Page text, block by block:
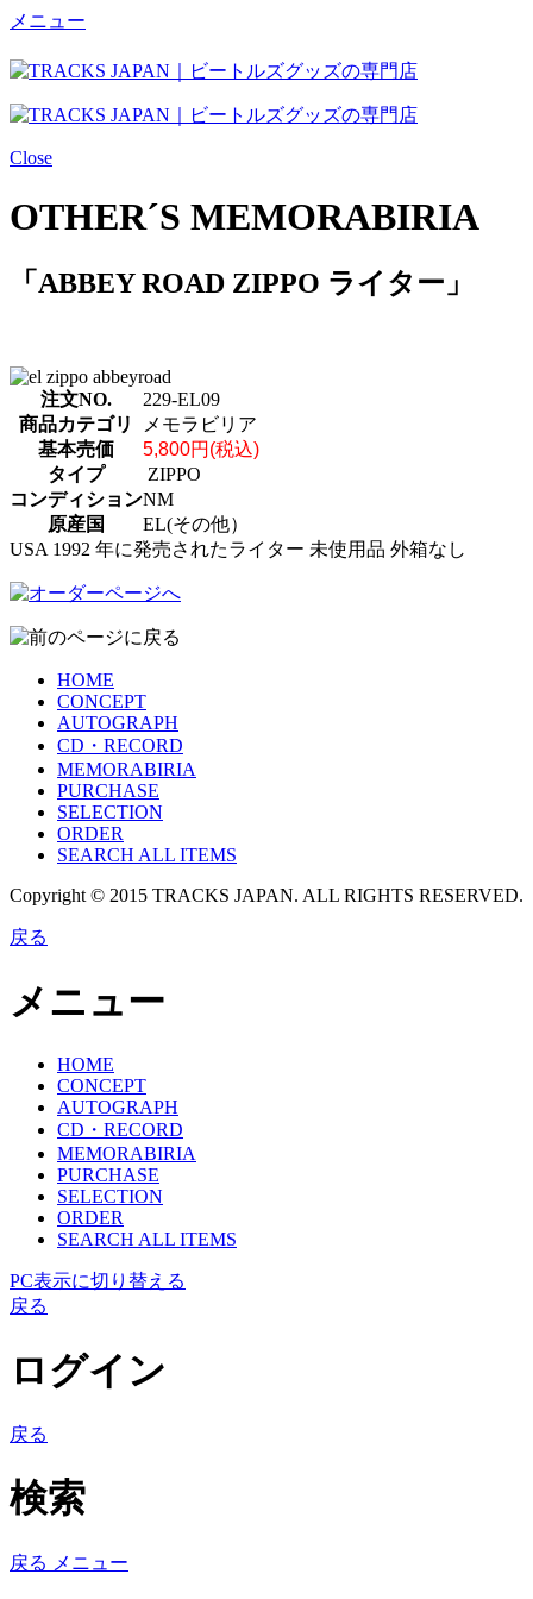
メニュー
Close
OTHER´S MEMORABIRIA
「ABBEY ROAD ZIPPO ライター」
注文NO.
229-EL09
商品カテゴリ
メモラビリア
基本売価
5,800円(税込)
タイプ
ZIPPO
コンディションNM
原産国
EL(その他）
USA 1992 年に発売されたライター 未使用品 外箱なし
HOME
CONCEPT
AUTOGRAPH
CD・RECORD
MEMORABIRIA
PURCHASE
SELECTION
ORDER
SEARCH ALL ITEMS
Copyright © 2015 TRACKS JAPAN. ALL RIGHTS RESERVED.
戻る
メニュー
HOME
CONCEPT
AUTOGRAPH
CD・RECORD
MEMORABIRIA
PURCHASE
SELECTION
ORDER
SEARCH ALL ITEMS
PC表示に切り替える
戻る
ログイン
戻る
検索
戻る メニュー